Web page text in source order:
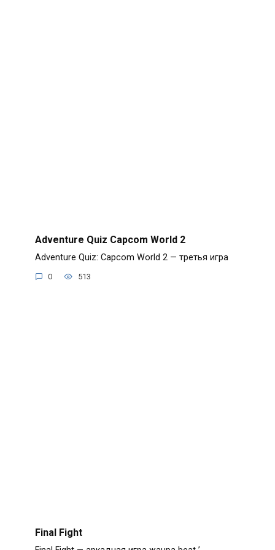
Adventure Quiz Capcom World 2
Adventure Quiz: Capcom World 2 — третья игра
0 513
Final Fight